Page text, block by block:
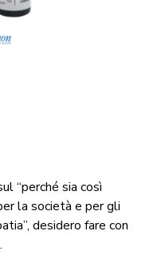
“perché sia così
la società e per gli
desidero fare con